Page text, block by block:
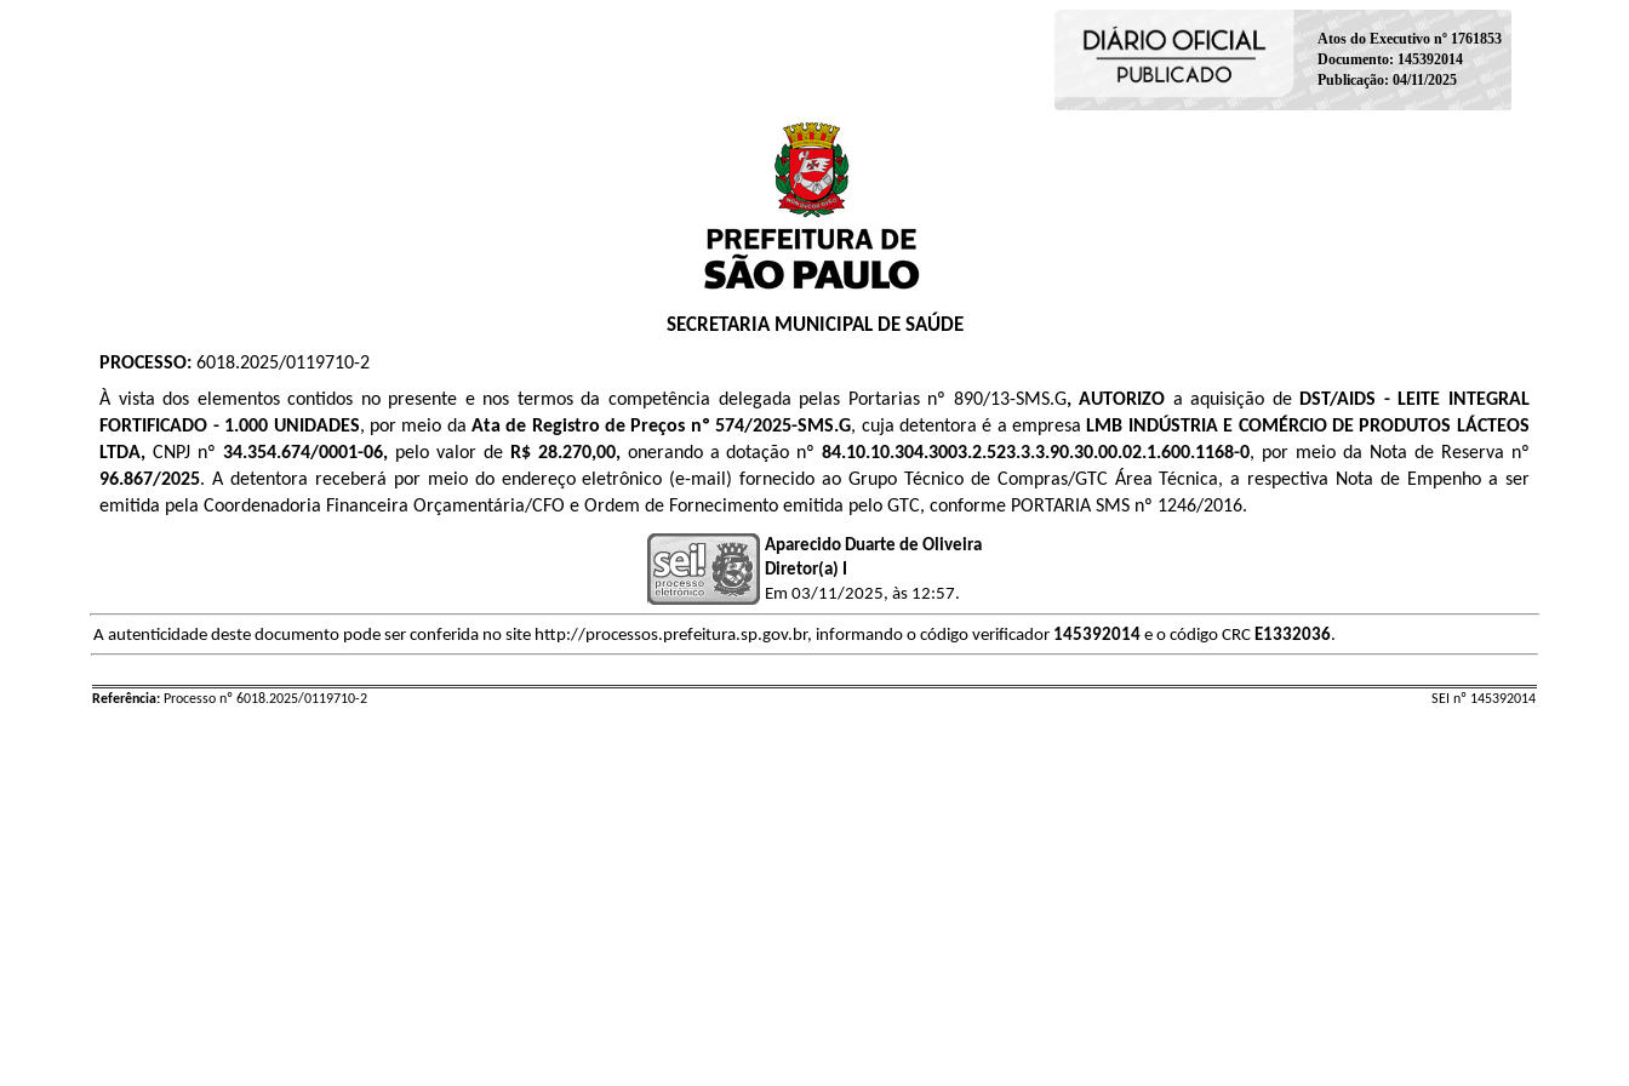
Atos do Executivo nº 1761853
Documento: 145392014
Publicação: 04/11/2025
SECRETARIA MUNICIPAL DE SAÚDE
PROCESSO:6018.2025/0119710-2
À vista dos elementos contidos no presente e nos termos da competência delegada pelas Portarias nº 890/13-SMS.G, AUTORIZO a aquisição de DST/AIDS - LEITE INTEGRAL
FORTIFICADO - 1.000 UNIDADES, por meio da Ata de Registro de Preços nº 574/2025-SMS.G, cuja detentora é a empresa LMB INDÚSTRIA E COMÉRCIO DE PRODUTOS LÁCTEOS
LTDA, CNPJ nº34.354.674/0001-06, pelo valor de R$ 28.270,00,onerando a dotação nº84.10.10.304.3003.2.523.3.3.90.30.00.02.1.600.1168-0, por meio da Nota de Reserva nº
96.867/2025. A detentora receberá por meio do endereço eletrônico (e-mail) fornecido ao Grupo Técnico de Compras/GTC Área Técnica, a respectiva Nota de Empenho a ser
emitida pela Coordenadoria Financeira Orçamentária/CFO e Ordem de Fornecimento emitida pelo GTC, conforme PORTARIA SMS nº 1246/2016.
Aparecido Duarte de Oliveira
Diretor(a) I
Em 03/11/2025, às 12:57.
A autenticidade deste documento pode ser conferida no site http://processos.prefeitura.sp.gov.br, informando o código verificador 145392014 e o código CRC E1332036.
Referência: Processo nº 6018.2025/0119710-2 SEI nº 145392014